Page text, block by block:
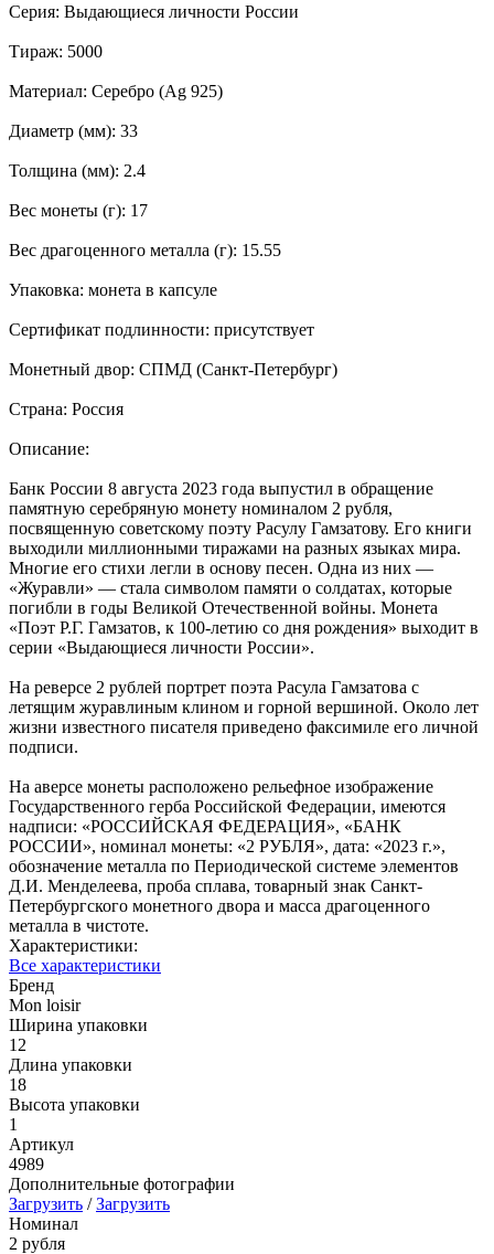
Серия: Выдающиеся личности России
Тираж: 5000
Материал: Серебро (Ag 925)
Диаметр (мм): 33
Толщина (мм): 2.4
Вес монеты (г): 17
Вес драгоценного металла (г): 15.55
Упаковка: монета в капсуле
Сертификат подлинности: присутствует
Монетный двор: СПМД (Санкт-Петербург)
Страна: Россия
Описание:
Банк России 8 августа 2023 года выпустил в обращение
памятную серебряную монету номиналом 2 рубля,
посвященную советскому поэту Расулу Гамзатову. Его книги
выходили миллионными тиражами на разных языках мира.
Многие его стихи легли в основу песен. Одна из них —
«Журавли» — стала символом памяти о солдатах, которые
погибли в годы Великой Отечественной войны. Монета
«Поэт Р.Г. Гамзатов, к 100-летию со дня рождения» выходит в
серии «Выдающиеся личности России».
На реверсе 2 рублей портрет поэта Расула Гамзатова с
летящим журавлиным клином и горной вершиной. Около лет
жизни известного писателя приведено факсимиле его личной
подписи.
На аверсе монеты расположено рельефное изображение
Государственного герба Российской Федерации, имеются
надписи: «РОССИЙСКАЯ ФЕДЕРАЦИЯ», «БАНК
РОССИИ», номинал монеты: «2 РУБЛЯ», дата: «2023 г.»,
обозначение металла по Периодической системе элементов
Д.И. Менделеева, проба сплава, товарный знак Санкт-
Петербургского монетного двора и масса драгоценного
металла в чистоте.
Характеристики:
Все характеристики
Бренд
Mon loisir
Ширина упаковки
12
Длина упаковки
18
Высота упаковки
1
Артикул
4989
Дополнительные фотографии
Загрузить /Загрузить
Номинал
2 рубля